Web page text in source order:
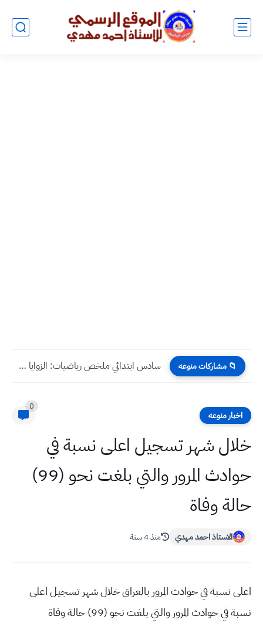
📁 مشاركات منوعه سادس ابتدائي ملخص رياضيات: الزوايا المتتامة والمتكاملة
اخبار منوعه
0
خلال شهر تسجيل اعلى نسبة في
حوادث المرور والتي بلغت نحو (99)
حالة وفاة
الاستاذ احمد مهدي منذ 4 سنة
اعلى نسبة في حوادث المرور بالعراق خلال شهر تسجيل اعلى
نسبة في حوادث المرور والتي بلغت نحو (99) حالة وفاة